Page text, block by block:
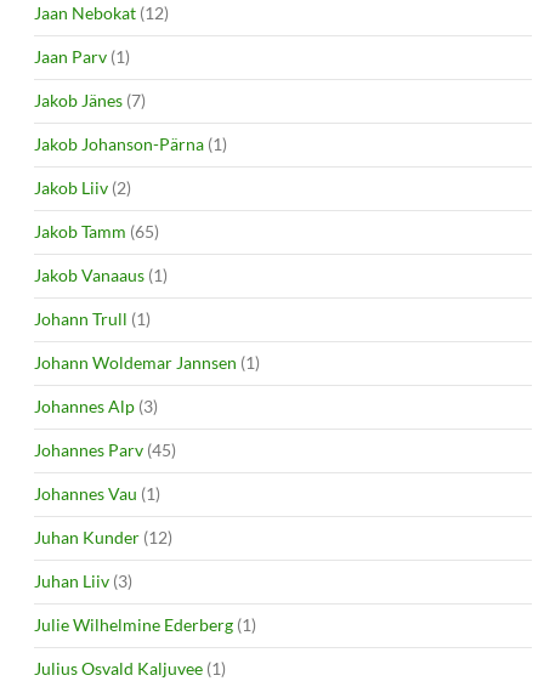
Jaan Nebokat (12)
Jaan Parv (1)
Jakob Jänes (7)
Jakob Johanson-Pärna (1)
Jakob Liiv (2)
Jakob Tamm (65)
Jakob Vanaaus (1)
Johann Trull (1)
Johann Woldemar Jannsen (1)
Johannes Alp (3)
Johannes Parv (45)
Johannes Vau (1)
Juhan Kunder (12)
Juhan Liiv (3)
Julie Wilhelmine Ederberg (1)
Julius Osvald Kaljuvee (1)